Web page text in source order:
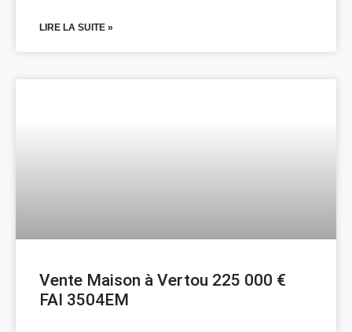
LIRE LA SUITE »
Vente Maison à Vertou 225 000 €
FAI 3504EM